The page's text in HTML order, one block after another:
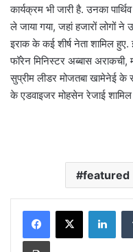
कार्यक्रम भी जारी है. उनका
ले जाया गया, जहां हजारों लोगों
इराक के कई शीर्ष नेता शामिल
फॉरेन मिनिस्टर अब्बास
सुप्रीम लीडर मोजतबा खामेनेई के
के एडवाइजर मोहसेन रेजाई
featured
Print